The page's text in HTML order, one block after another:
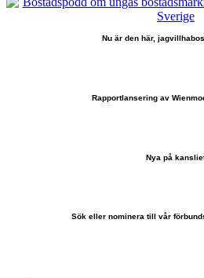
Nu är den här,
Rapportlansering av
Nya på
Sök eller nominera till vår